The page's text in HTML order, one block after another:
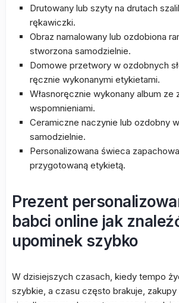
Drutowany lub szyty na drutach
rękawiczki.
Obraz namalowany lub ozdobiona
stworzona samodzielnie.
Domowe przetwory w ozdobnych
ręcznie wykonanymi etykietami.
Własnoręcznie wykonany album ze
wspomnieniami.
Ceramiczne naczynie lub ozdobny
samodzielnie.
Personalizowana świeca
przygotowaną etykietą.
Prezent
babci online jak
upominek szybko
W dzisiejszych czasach, kiedy tempo
szybkie, a czasu często brakuje, zakupy